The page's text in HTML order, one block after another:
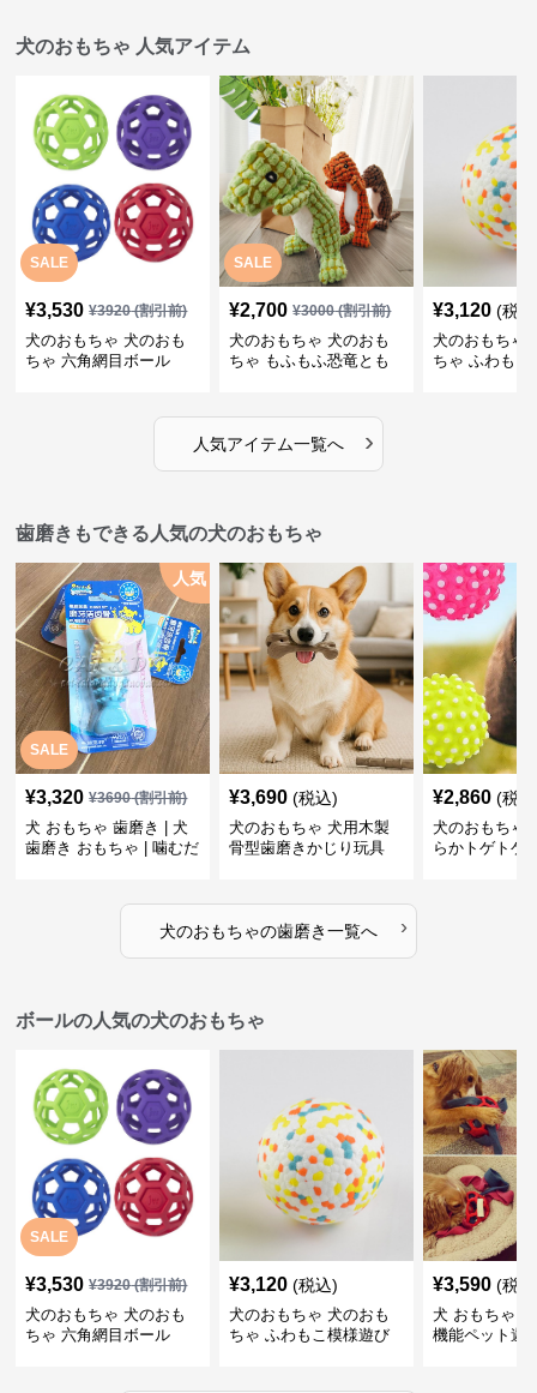
犬のおもちゃ 人気アイテム
SALE
¥3,530 ¥3920(割引前)
犬のおもちゃ 犬のおも
ちゃ 六角網目ボール
SALE
¥2,700 ¥3000(割引前)
犬のおもちゃ 犬のおも
ちゃ もふもふ恐竜とも
¥3,120 (税
犬のおもちゃ
ちゃ ふわもこ
人気アイテム一覧へ ›
歯磨きもできる人気の犬のおもちゃ
SALE
人気
¥3,320 ¥3690(割引前)
犬 おもちゃ 歯磨き | 犬
歯磨き おもちゃ | 噛むだ
¥3,690 (税込)
犬のおもちゃ 犬用木製
骨型歯磨きかじり玩具
¥2,860 (税
犬のおもちゃ
らかトゲトゲ
犬のおもちゃの歯磨き一覧へ ›
ボールの人気の犬のおもちゃ
SALE
¥3,530 ¥3920(割引前)
犬のおもちゃ 犬のおも
ちゃ 六角網目ボール
¥3,120 (税込)
犬のおもちゃ 犬のおも
ちゃ ふわもこ模様遊び
¥3,590 (税
犬 おもちゃ
機能ペット遊